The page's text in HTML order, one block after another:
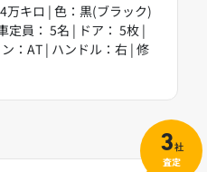
万キロ | 色：黒(ブラック)
定員： 5名 | ドア： 5枚 |
：AT | ハンドル：右 | 修
3社
査定